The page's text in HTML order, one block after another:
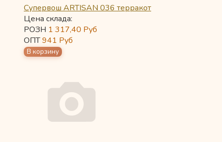
Супервош ARTISAN 036 терракот
Цена склада:
РОЗН 1 317,40 Руб
ОПТ941 Руб